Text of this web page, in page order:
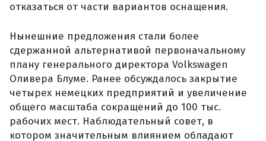
отказаться от части вариантов оснащения.
Нынешние предложения стали более
сдержанной альтернативой первоначальному
плану генерального директора Volkswagen
Оливера Блуме. Ранее обсуждалось закрытие
четырех немецких предприятий и увеличение
общего масштаба сокращений до 100 тыс.
рабочих мест. Наблюдательный совет, в
котором значительным влиянием обладают